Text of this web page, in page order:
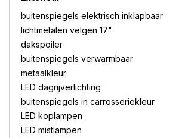
buitenspiegels elektrisch inklapbaar
lichtmetalen velgen 17"
dakspoiler
buitenspiegels verwarmbaar
metaalkleur
LED dagrijverlichting
buitenspiegels in carrosseriekleur
LED koplampen
LED mistlampen